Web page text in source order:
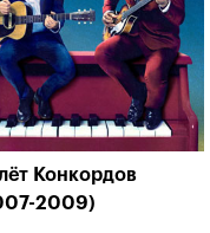
Конкордов
2009)